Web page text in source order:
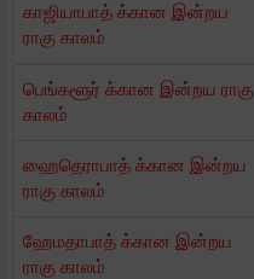
காஜியாபாத் க்கான இன்றய
ராகு காலம்
பெங்களூர் க்கான இன்றய ராகு
காலம்
ஹைதெராபாத் க்கான இன்றய
ராகு காலம்
ஹேமதாபாத் க்கான இன்றய
ராகு காலம்